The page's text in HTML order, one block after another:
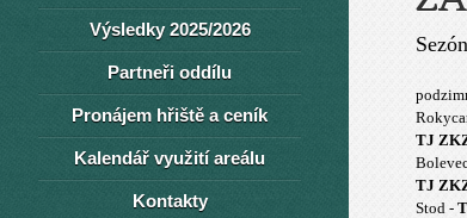
TJ
TJ
Stod -
Výsledky 2025/2026
Partneři oddílu
Pronájem hřiště a ceník
Kalendář využití areálu
Kontakty